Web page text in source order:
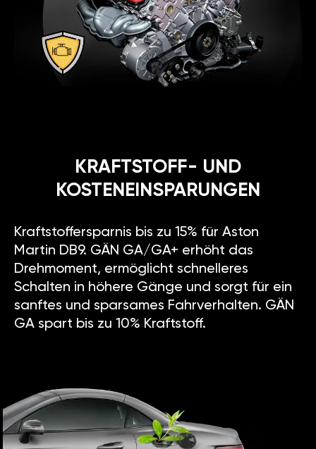
KRAFTSTOFF- UND
KOSTENEINSPARUNGEN
Kraftstoffersparnis bis zu 15% für Aston
Martin DB9. GÄN GA/GA+ erhöht das
Drehmoment, ermöglicht schnelleres
Schalten in höhere Gänge und sorgt für ein
sanftes und sparsames Fahrverhalten. GÄN
GA spart bis zu 10% Kraftstoff.